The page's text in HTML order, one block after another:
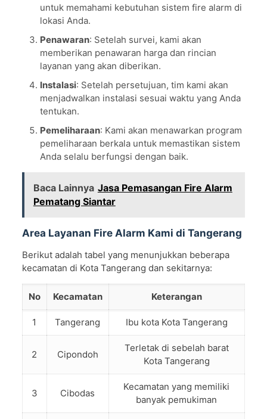
untuk memahami kebutuhan sistem fire alarm di
lokasi Anda.
Penawaran: Setelah survei, kami akan
memberikan penawaran harga dan rincian
layanan yang akan diberikan.
Instalasi: Setelah persetujuan, tim kami akan
menjadwalkan instalasi sesuai waktu yang Anda
tentukan.
Pemeliharaan: Kami akan menawarkan program
pemeliharaan berkala untuk memastikan sistem
Anda selalu berfungsi dengan baik.
Baca Lainnya Jasa Pemasangan Fire Alarm
Pematang Siantar
Area Layanan Fire Alarm Kami di Tangerang
Berikut adalah tabel yang menunjukkan beberapa
kecamatan di Kota Tangerang dan sekitarnya:
No Kecamatan Keterangan
1 Tangerang Ibu kota Kota Tangerang
2 Cipondoh
Terletak di sebelah barat
Kota Tangerang
3 Cibodas
Kecamatan yang memiliki
banyak pemukiman